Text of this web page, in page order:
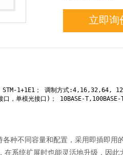
立即询
1+1E1； 调制方式:4,16,32,64,
口，单模光接口)； 10BASE-
各种不同容量和配置，采用即插即
在系统扩展时也能灵活地升级，因